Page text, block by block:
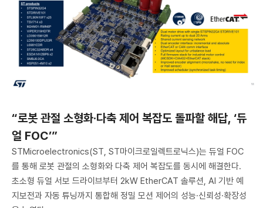
“로봇 관절 소형화·다축 제어 복잡도 돌파할 해답, ‘듀
얼 FOC’”
STMicroelectronics(ST, ST마이크로일렉트로닉스)는 듀얼 FOC
를 통해 로봇 관절의 소형화와 다축 제어 복잡도를 동시에 해결한다.
초소형 듀얼 서보 드라이브부터 2kW EtherCAT 솔루션, AI 기반 예
지보전과 자동 튜닝까지 통합해 정밀 모션 제어의 성능·신뢰성·확장성